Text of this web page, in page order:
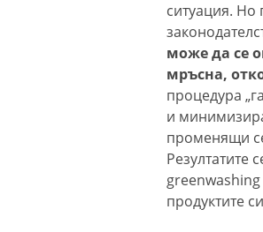
ситуация. Но
може да се
мръсна,
процедура
и
променящи
Резултатите
продуктите